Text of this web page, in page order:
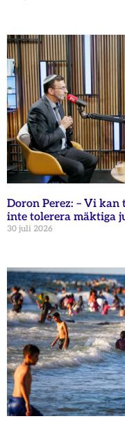
Doron Perez: – Vi
inte tolerera mäktiga
30 juli 2026